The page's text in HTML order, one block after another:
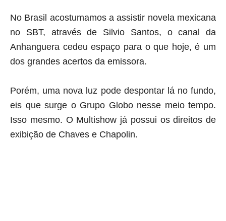
No Brasil acostumamos a assistir novela mexicana
no SBT, através de Silvio Santos, o canal da
Anhanguera cedeu espaço para o que hoje, é um
dos grandes acertos da emissora.
Porém, uma nova luz pode despontar lá no fundo,
eis que surge o Grupo Globo nesse meio tempo.
Isso mesmo. O Multishow já possui os direitos de
exibição de Chaves e Chapolin.